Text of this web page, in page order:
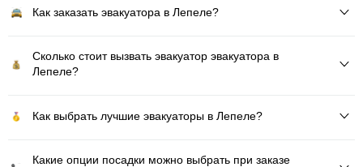
Как заказать эвакуатора в Лепеле?
Сколько стоит вызвать эвакуатор эвакуатора в
Лепеле?
Как выбрать лучшие эвакуаторы в Лепеле?
Какие опции посадки можно выбрать при заказе